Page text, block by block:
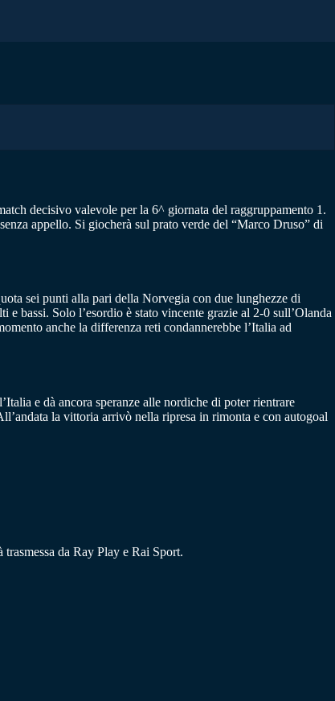
decisivo valevole per la 6^ giornata del raggruppamento 1.
appello. Si giocherà sul prato verde del “Marco Druso” di
sei punti alla pari della Norvegia con due lunghezze di
bassi. Solo l’esordio è stato vincente grazie al 2-0 sull’Olanda
anche la differenza reti condannerebbe l’Italia ad
e dà ancora speranze alle nordiche di poter rientrare
la vittoria arrivò nella ripresa in rimonta e con autogoal
da Ray Play e Rai Sport.